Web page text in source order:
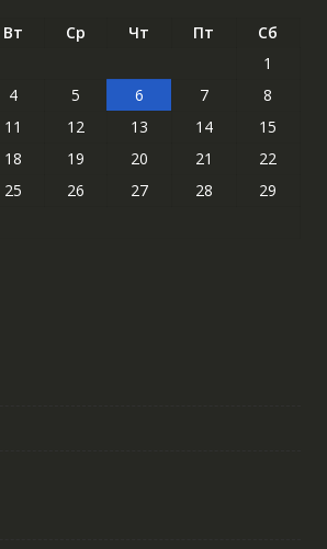
Вт Ср Чт Пт
Сб
1
4 5 6 7
8
11 12 13 14
15
18 19 20 21
22
25 26 27 28
29